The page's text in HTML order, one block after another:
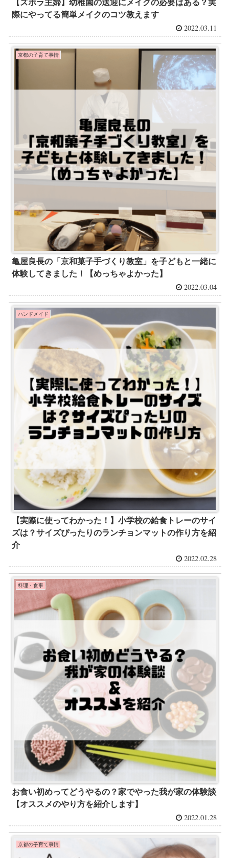
【ズボラ主婦】幼稚園の送迎にメイクの必要はある？実
際にやってる簡単メイクのコツ教えます
2022.03.11
京都の子育て事情
亀屋良長の「京和菓子手づくり教室」を子どもと一緒に
体験してきました！【めっちゃよかった】
2022.03.04
ハンドメイド
【実際に使ってわかった！】小学校の給食トレーのサイ
ズは？サイズぴったりのランチョンマットの作り方を紹
介
2022.02.28
料理・食事
お食い初めってどうやるの？家でやった我が家の体験談
【オススメのやり方を紹介します】
2022.01.28
京都の子育て事情